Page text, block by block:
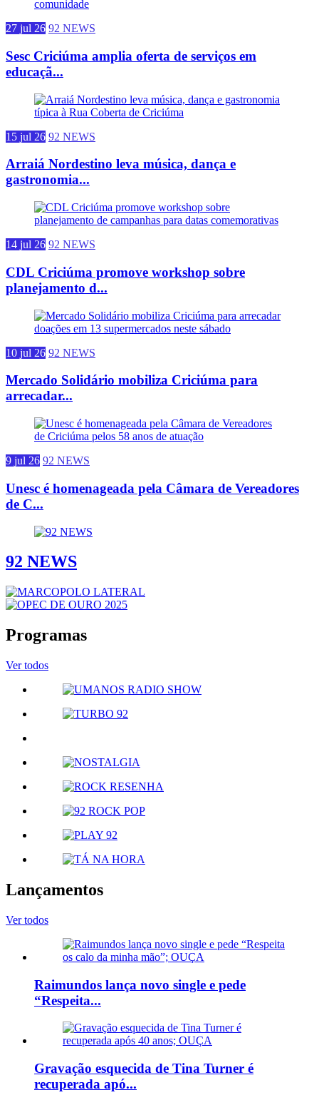
27 jul 26 92 NEWS
Sesc Criciúma amplia oferta de serviços em
educaçã...
15 jul 26 92 NEWS
Arraiá Nordestino leva música, dança e
gastronomia...
14 jul 26 92 NEWS
CDL Criciúma promove workshop sobre
planejamento d...
10 jul 26 92 NEWS
Mercado Solidário mobiliza Criciúma para
arrecadar...
9 jul 26 92 NEWS
Unesc é homenageada pela Câmara de Vereadores
de C...
92 NEWS
Programas
Ver todos
Lançamentos
Ver todos
Raimundos lança novo single e pede
“Respeita...
Gravação esquecida de Tina Turner é
recuperada apó...